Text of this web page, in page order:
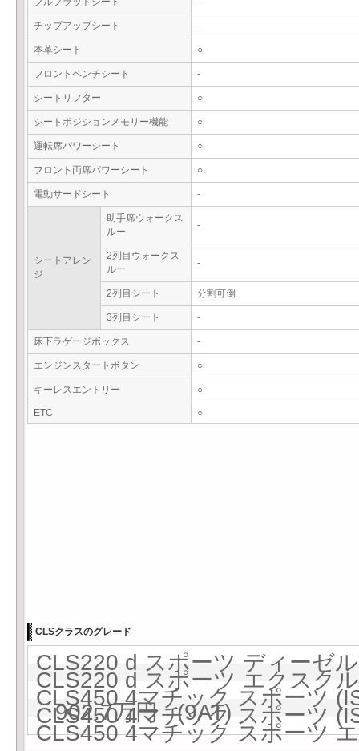
チップアップシート -
本革シート ○
フロントベンチシート -
シートリフター ○
シートポジションメモリー機能 ○
運転席パワーシート ○
フロント両席パワーシート ○
電動サードシート -
シートアレン
ジ
助手席ウォークス
ルー
-
2列目ウォークス
ルー
-
2列目シート 分割可倒
3列目シート -
床下ラゲージボックス -
エンジンスタートボタン ○
キーレスエントリー ○
ETC ○
CLSクラスのグレード
CLS220 d スポーツ ディー
CLS220 d スポーツ エクスク
902.7万円 (9AT)
CLS450 4マチック スポーツ
CLS450 4マチック スポーツ
CLS450 4マチック スポーツ